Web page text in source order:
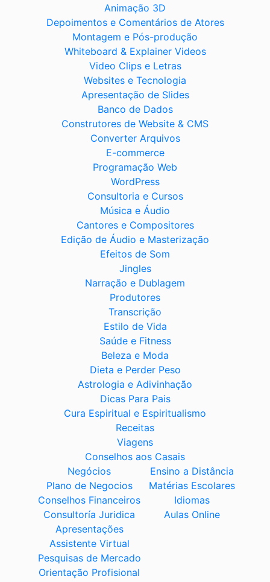
Animação 3D
Depoimentos e Comentários de Atores
Montagem e Pós-produção
Whiteboard & Explainer Videos
Video Clips e Letras
Websites e Tecnologia
Apresentação de Slides
Banco de Dados
Construtores de Website & CMS
Converter Arquivos
E-commerce
Programação Web
WordPress
Consultoria e Cursos
Música e Áudio
Cantores e Compositores
Edição de Áudio e Masterização
Efeitos de Som
Jingles
Narração e Dublagem
Produtores
Transcrição
Estilo de Vida
Saúde e Fitness
Beleza e Moda
Dieta e Perder Peso
Astrologia e Adivinhação
Dicas Para Pais
Cura Espiritual e Espiritualismo
Receitas
Viagens
Conselhos aos Casais
Negócios
Plano de Negocios
Conselhos Financeiros
Consultoría Juridica
Apresentações
Assistente Virtual
Pesquisas de Mercado
Orientação Profisional
Ensino a Distância
Matérias Escolares
Idiomas
Aulas Online